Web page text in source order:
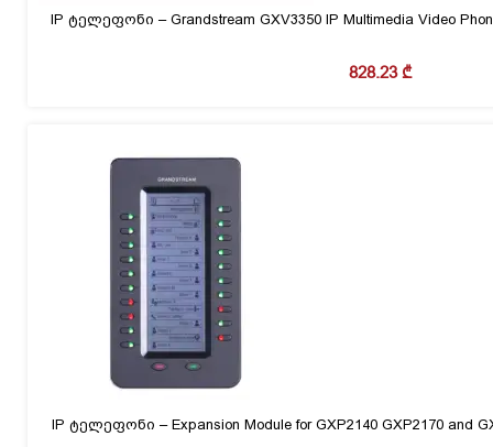
IP ტელეფონი – Grandstream GXV3350 IP Multimedia Video
828.23₾
IP ტელეფონი – Expansion Module for GXP2140 GXP2170 and